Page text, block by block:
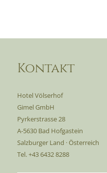
Kontakt
Hotel Völserhof
Gimel GmbH
Pyrkerstrasse 28
A-5630 Bad Hofgastein
Salzburger Land · Österreich
Tel. +43 6432 8288